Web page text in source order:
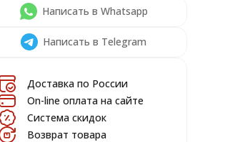
Написать в Whatsapp
Написать в Telegram
Доставка по России
On-line оплата на сайте
Система скидок
Возврат товара